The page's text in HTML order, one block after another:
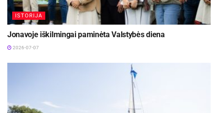
ISTORIJA
Jonavoje iškilmingai paminėta Valstybės diena
2026-07-07